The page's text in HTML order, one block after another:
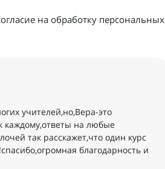
на обработку персональных
учителей‚но‚Вера-это
каждому‚ответы на любые
так расскажет‚что один курс
благодарность и